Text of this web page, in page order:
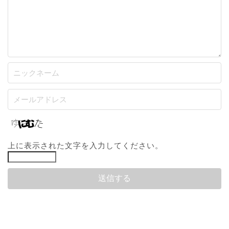
上に表示された文字を入力してください。